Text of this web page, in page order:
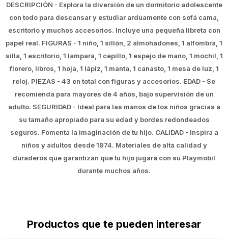
DESCRIPCIÓN - Explora la diversión de un dormitorio adolescente
con todo para descansar y estudiar arduamente con sofá cama,
escritorio y muchos accesorios. Incluye una pequeña libreta con
papel real. FIGURAS - 1 niño, 1 sillón, 2 almohadones, 1 alfombra, 1
silla, 1 escritorio, 1 lampara, 1 cepillo, 1 espejo de mano, 1 mochil, 1
florero, libros, 1 hoja, 1 lápiz, 1 manta, 1 canasto, 1 mesa de luz, 1
reloj. PIEZAS - 43 en total con figuras y accesorios. EDAD - Se
recomienda para mayores de 4 años, bajo supervisión de un
adulto. SEGURIDAD - Ideal para las manos de los niños gracias a
su tamaño apropiado para su edad y bordes redondeados
seguros. Fomenta la imaginación de tu hijo. CALIDAD - Inspira a
niños y adultos desde 1974. Materiales de alta calidad y
duraderos que garantizan que tu hijo jugará con su Playmobil
durante muchos años.
Productos que te pueden interesar